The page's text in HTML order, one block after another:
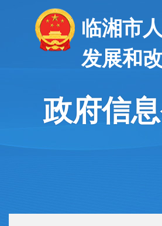
临湘市
发展和
政府信